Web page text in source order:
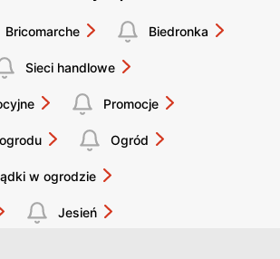
Bricomarche Biedronka
Sieci handlowe
Promocje
Ogród
w ogrodzie
Jesień